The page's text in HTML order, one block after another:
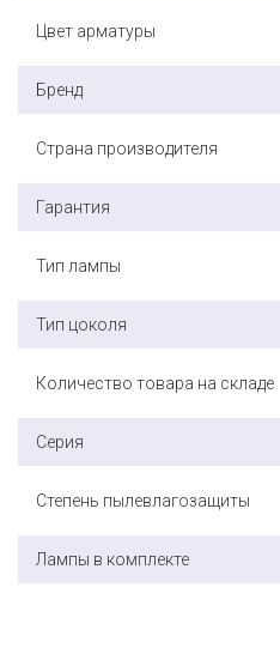
Цвет арматуры
Бренд
Страна производителя
Гарантия
Тип лампы
Тип цоколя
Количество товара на складе
Серия
Степень пылевлагозащиты
Лампы в комплекте